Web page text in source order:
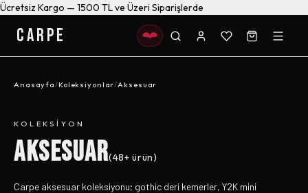
Ücretsiz Kargo — 1500 TL ve Üzeri Siparişlerde
CARPE
Anasayfa/Koleksiyonlar/Aksesuar
KOLEKSIYON
AKSESUAR(48+ ürün)
Carpe aksesuar koleksiyonu; gothic deri kemerler, Y2K mini